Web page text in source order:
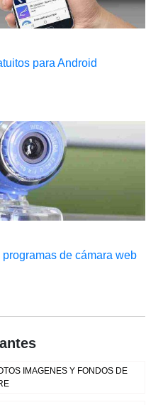
para Android
de cámara web
IMAGENES Y FONDOS DE